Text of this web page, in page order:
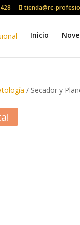
tienda@rc-
Inicio
/ Secador y